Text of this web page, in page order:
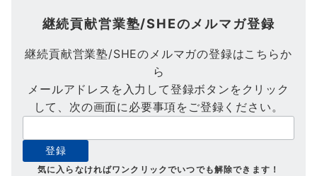
継続貢献営業塾/SHEのメルマガ登録
継続貢献営業塾/SHEのメルマガの登録はこちらか
ら
メールアドレスを入力して登録ボタンをクリック
して、次の画面に必要事項をご登録ください。
気に入らなければワンクリックでいつでも解除できます！